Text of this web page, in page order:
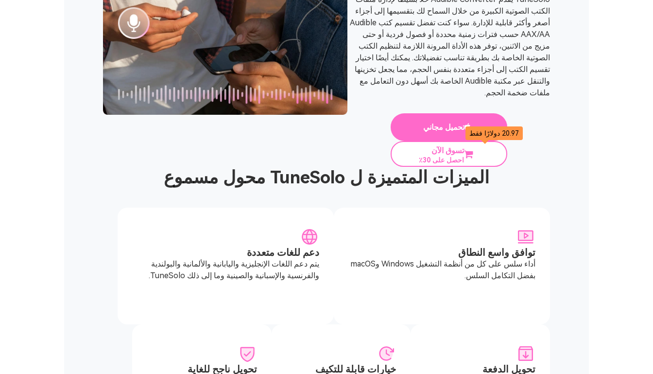
الكتب الصوتية الكبيرة من خلال السماح لك بتقسيمها إلى أجزاء
أصغر وأكثر قابلية للإدارة. سواء كنت تفضل تقسيم كتب Audible
AAX/AA حسب فترات زمنية محددة أو فصول فردية أو حتى
مزيج من الاثنين، توفر هذه الأداة المرونة اللازمة لتنظيم الكتب
الصوتية الخاصة بك بطريقة تناسب تفضيلاتك. يمكنك أيضًا اختيار
تقسيم الكتب إلى أجزاء متعددة بنفس الحجم، مما يجعل تخزينها
والتنقل عبر مكتبة Audible الخاصة بك أسهل دون التعامل مع
ملفات ضخمة الحجم.
تحميل مجاني
تسوق الآن
احصل على 30٪
20.97 دولارًا فقط
الميزات المتميزة ل TuneSolo محول مسموع
توافق واسع النطاق
أداء سلس على كل من أنظمة التشغيل Windows وmacOS
بفضل التكامل السلس.
دعم للغات متعددة
يتم دعم اللغات الإنجليزية واليابانية والألمانية والبولندية
والفرنسية والإسبانية والصينية وما إلى ذلك TuneSolo.
تحويل الدفعة خيارات قابلة للتكيف تحويل ناجح للغاية